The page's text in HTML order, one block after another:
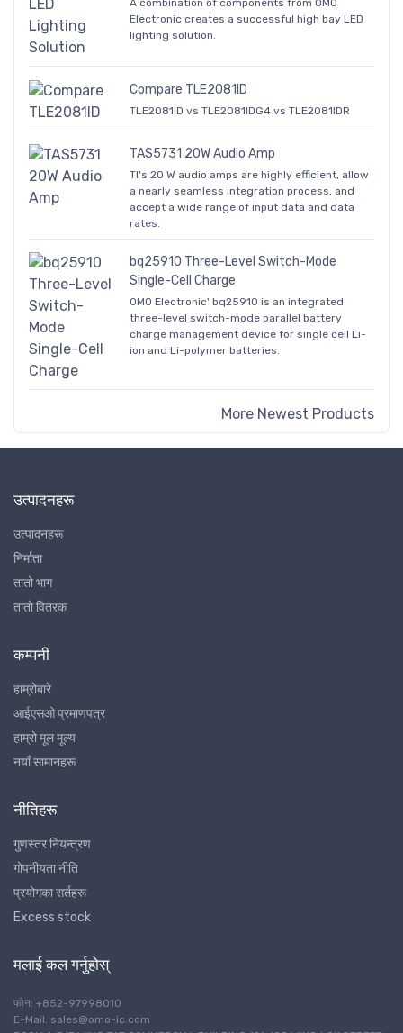
A combination of components from OMO
Electronic creates a successful high bay LED
lighting solution.
Compare TLE2081ID
TLE2081ID vs TLE2081IDG4 vs TLE2081IDR
TAS5731 20W Audio Amp
TI's 20 W audio amps are highly efficient, allow
a nearly seamless integration process, and
accept a wide range of input data and data
rates.
bq25910 Three-Level Switch-Mode
Single-Cell Charge
OMO Electronic' bq25910 is an integrated
three-level switch-mode parallel battery
charge management device for single cell Li-
ion and Li-polymer batteries.
More Newest Products
उत्पादनहरू
उत्पादनहरू
निर्माता
तातो भाग
तातो वितरक
कम्पनी
हाम्रोबारे
आईएसओ प्रमाणपत्र
हाम्रो मूल मूल्य
नयाँ सामानहरू
नीतिहरू
गुणस्तर नियन्त्रण
गोपनीयता नीति
प्रयोगका सर्तहरू
Excess stock
मलाई कल गर्नुहोस्
फोन: +852-97998010
E-Mail: sales@omo-ic.com